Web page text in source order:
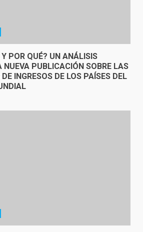
POR QUÉ? UN ANÁLISIS
NUEVA PUBLICACIÓN SOBRE LAS
INGRESOS DE LOS PAÍSES DEL